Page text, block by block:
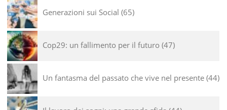
Generazioni sui Social 65
Cop29: un fallimento per il futuro 47
Un fantasma del passato che vive nel presente 44